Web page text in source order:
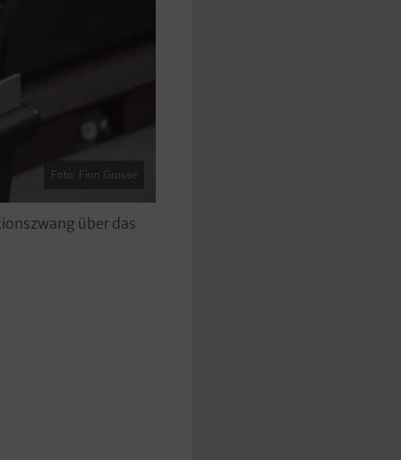
Foto: Fion Grosse
über das